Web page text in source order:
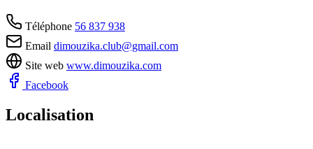
Téléphone 56 837 938
Email dimouzika.club@gmail.com
Site web www.dimouzika.com
Facebook
Localisation